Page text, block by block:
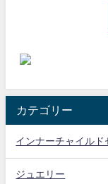
カテゴリー
インナーチャイルド
ジュエリー